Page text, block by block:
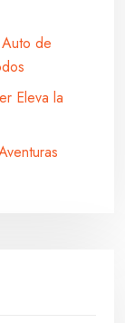
de
Eleva la